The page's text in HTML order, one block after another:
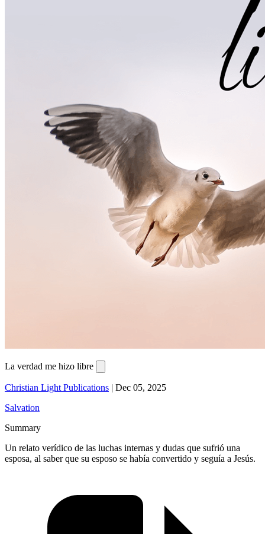
La verdad me hizo libre
Christian Light Publications | Dec 05, 2025
Salvation
Summary
Un relato verídico de las luchas internas y dudas que sufrió una
esposa, al saber que su esposo se había convertido y seguía a Jesús.